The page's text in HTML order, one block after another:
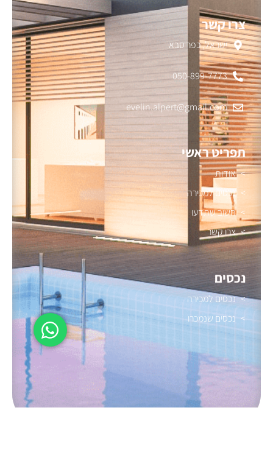
צרו קשר
ישראל, כפר סבא
050-899-7773
evelin.alpert@gmail.com
תפריט ראשי
אודות
נכסים למכירה
חשוב שתדעו
צרו קשר
נכסים
נכסים למכירה
נכסים שנמכרו